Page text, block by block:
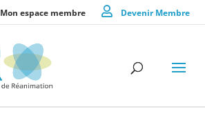
Mon espace membre Devenir Membre